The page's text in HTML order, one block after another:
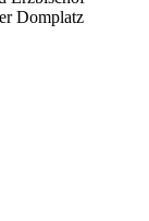
Domplatz